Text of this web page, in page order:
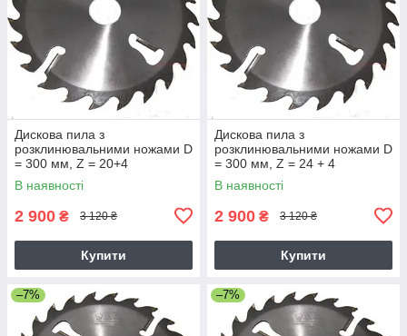
Дискова пила з
розклинювальними ножами D
= 300 мм, Z = 20+4
В наявності
2 900 ₴ 3 120 ₴
Купити
Дискова пила з
розклинювальними ножами D
= 300 мм, Z = 24 + 4
В наявності
2 900 ₴ 3 120 ₴
Купити
–7% –7%